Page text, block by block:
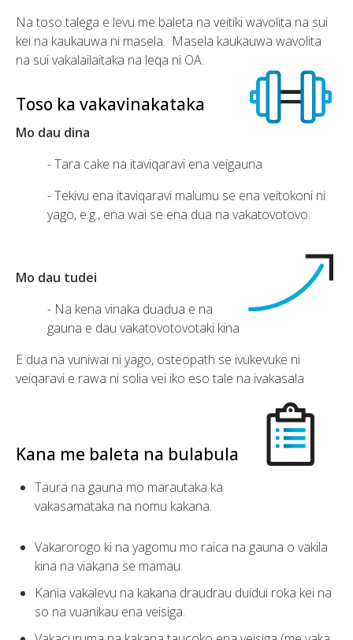
Na toso talega e levu me baleta na veitiki wavolita na sui
kei na kaukauwa ni masela. Masela kaukauwa wavolita
na sui vakalailaitaka na leqa ni OA.
Toso ka vakavinakataka
Mo dau dina
­- Tara cake na itaviqaravi ena veigauna
- Tekivu ena itaviqaravi malumu se ena veitokoni ni
yago, e.g., ena wai se ena dua na vakatovotovo.
Mo dau tudei
- ­Na kena vinaka duadua e na
gauna e dau vakatovotovotaki kina
E dua na vuniwai ni yago, osteopath se ivukevuke ni
veiqaravi e rawa ni solia vei iko eso tale na ivakasala
Kana me baleta na bulabula
Taura na gauna mo marautaka ka
vakasamataka na nomu kakana.
Vakarorogo ki na yagomu mo raica na gauna o vakila
kina na viakana se mamau.
Kania vakalevu na kakana draudrau duidui roka kei na
so na vuanikau ena veisiga.